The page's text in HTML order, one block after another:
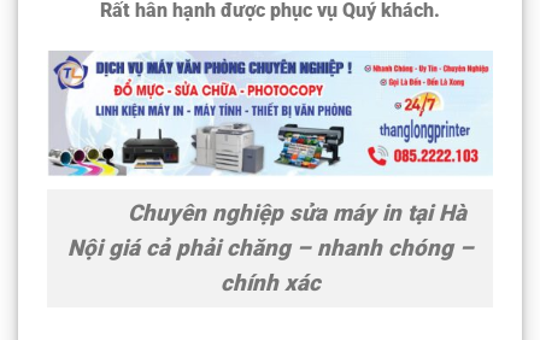
Rất hân hạnh được phục vụ Quý khách.
Chuyên nghiệp sửa máy in tại Hà
Nội giá cả phải chăng – nhanh chóng –
chính xác